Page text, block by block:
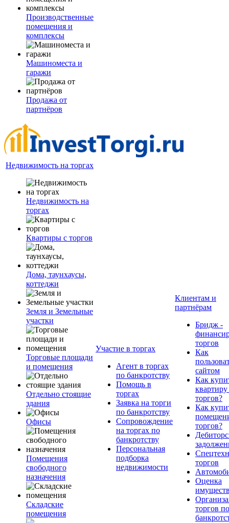
Производственные
помещения и
комплексы
Машиноместа и
гаражи
Продажа от
партнёров
Недвижимость на торгах
Недвижимость на
торгах
Квартиры с торгов
Дома, таунхаусы,
коттеджи
Земля и Земельные
участки
Торговые площади
и помещения
Отдельно стоящие
здания
Офисы
Помещения
свободного
назначения
Складские
помещения
Участие в торгах
Агент в торгах
по банкротству
Помощь в
торгах
Заявка на торги
по банкротству
Сопровождение
на торгах по
банкротству
Персональная
подборка
недвижимости
Клиентам и
партнёрам
Бридж -
торгов
Как
сайтом
Как
квартиру
торгов?
Как
торгов?
торгов
Оценка
торгов по